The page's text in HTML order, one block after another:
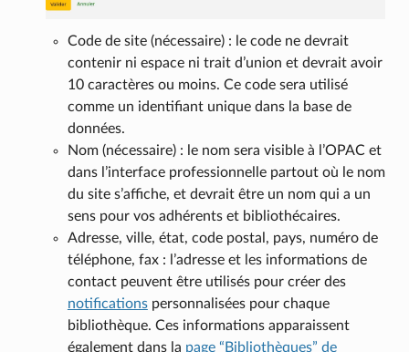
Code de site (nécessaire) : le code ne devrait
contenir ni espace ni trait d’union et devrait avoir
10 caractères ou moins. Ce code sera utilisé
comme un identifiant unique dans la base de
données.
Nom (nécessaire) : le nom sera visible à l’OPAC et
dans l’interface professionnelle partout où le nom
du site s’affiche, et devrait être un nom qui a un
sens pour vos adhérents et bibliothécaires.
Adresse, ville, état, code postal, pays, numéro de
téléphone, fax : l’adresse et les informations de
contact peuvent être utilisés pour créer des
notificationspersonnalisées pour chaque
bibliothèque. Ces informations apparaissent
également dans la page “Bibliothèques” de